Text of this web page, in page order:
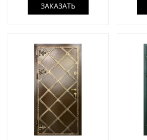
ПОЛУЧИТЬ РАСЧЕТ
Доставка по России
info@1990.ru
ЗАКАЗАТЬ